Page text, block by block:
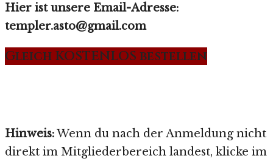
Hier ist unsere Email-Adresse:
templer.asto@gmail.com
Gleich KOSTENLOS bestellen
Hinweis:Wenn du nach der Anmeldung nicht
direkt im Mitgliederbereich landest, klicke im